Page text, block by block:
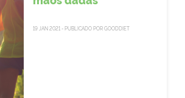
19 JAN 2021 - PUBLICADO POR GOODDIET